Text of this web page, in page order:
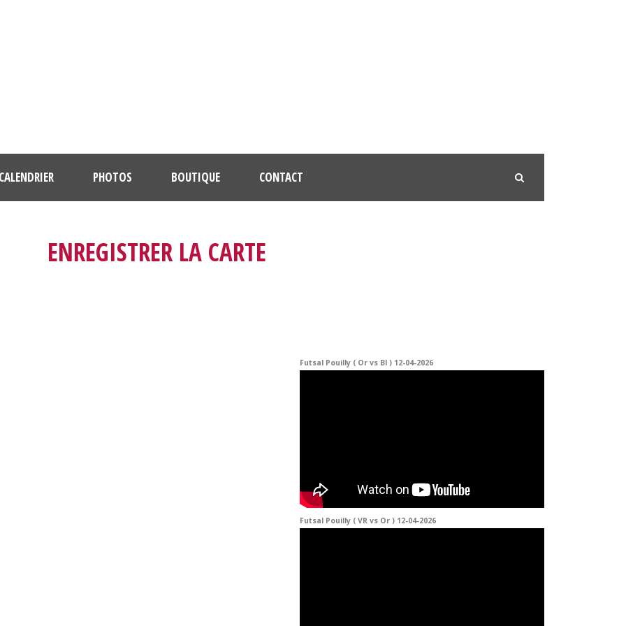
CALENDRIER PHOTOS BOUTIQUE CONTACT
ENREGISTRER LA CARTE
Futsal Pouilly ( Or vs Bl ) 12-04-2026
Futsal Pouilly ( VR vs Or ) 12-04-2026